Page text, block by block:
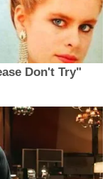
Don't Try"